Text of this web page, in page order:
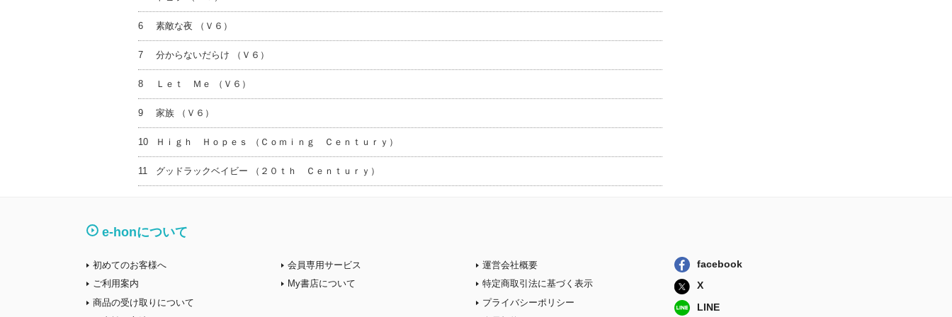
6 素敵な夜 （Ｖ６）
7 分からないだらけ （Ｖ６）
8 Ｌｅｔ Ｍｅ （Ｖ６）
9 家族 （Ｖ６）
10 Ｈｉｇｈ Ｈｏｐｅｓ （Ｃｏｍｉｎｇ Ｃｅｎｔｕｒｙ）
11 グッドラックベイビー （２０ｔｈ Ｃｅｎｔｕｒｙ）
e-honについて
初めてのお客様へ
ご利用案内
商品の受け取りについて
会員専用サービス
My書店について
運営会社概要
特定商取引法に基づく表示
プライバシーポリシー
facebook
X
LINE